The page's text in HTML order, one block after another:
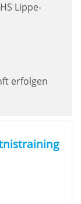
Lippe-
erfolgen